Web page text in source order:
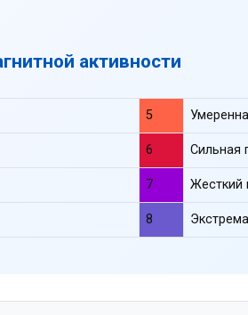
активности
5
6 Сильная
7 Жесткий
8